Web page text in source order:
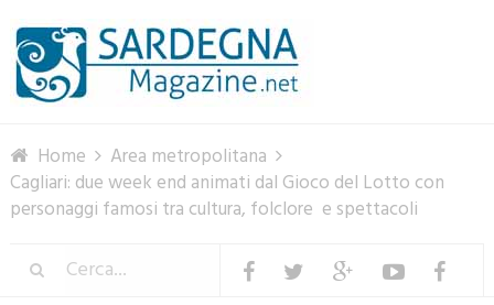
Home
Area metropolitana
Cagliari: due week end animati dal Gioco del Lotto con
personaggi famosi tra cultura, folclore e spettacoli